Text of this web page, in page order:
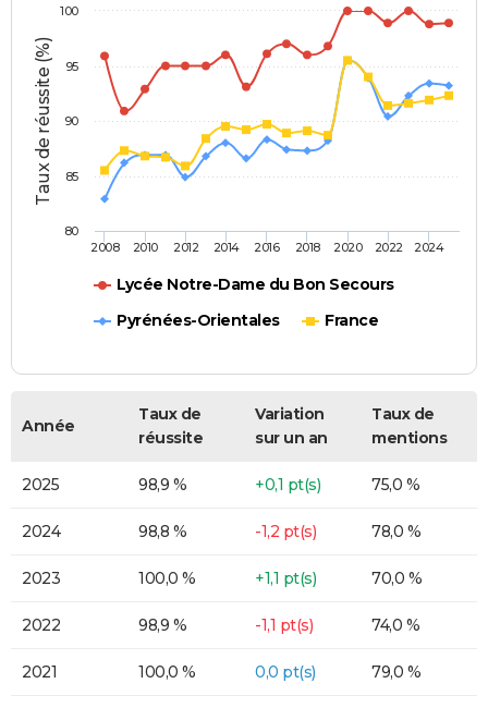
Taux de réussite (%)
Lycée Notre-Dame du Bon Secours
Pyrénées-Orientales
France
2008 2010 2012 2014 2016 2018 2020 2022 2024
80
85
90
95
100
Année
Taux de
réussite
Variation
sur un an
Taux de
mentions
2025 98,9 % +0,1 pt(s) 75,0 %
2024 98,8 % -1,2 pt(s) 78,0 %
2023 100,0 % +1,1 pt(s) 70,0 %
2022 98,9 % -1,1 pt(s) 74,0 %
2021 100,0 % 0,0 pt(s) 79,0 %